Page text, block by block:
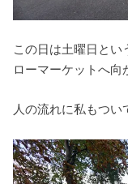
この日は土曜日とい
ローマーケットへ向
人の流れに私もつい